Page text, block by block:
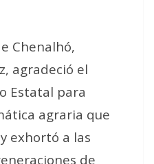
Chenalhó,
agradeció el
Estatal para
agraria que
exhortó a las
de